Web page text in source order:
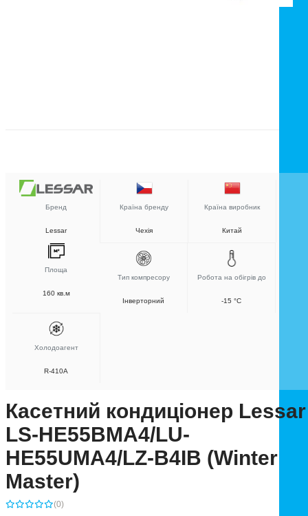
Бренд
Lessar
Країна бренду
Чехія
Країна виробник
Китай
Площа
160 кв.м
Тип компресору
Інверторний
Робота на обігрів до
-15 °C
Холодоагент
R-410A
Касетний кондиціонер Lessar
LS-HE55BMA4/LU-
HE55UMA4/LZ-B4IB (Winter
Master)
(0)